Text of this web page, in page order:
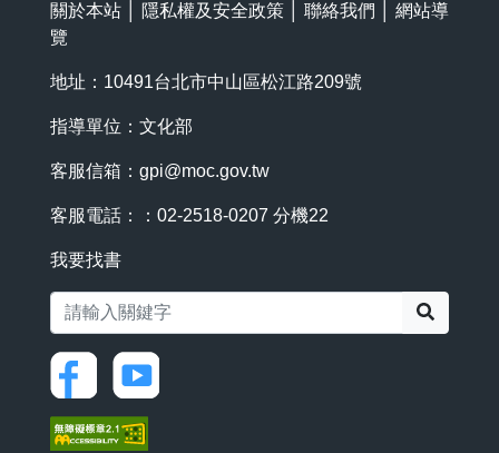
關於本站 隱私權及安全政策 聯絡我們
網站導
覽
地址：10491台北市中山區松江路209號
指導單位：文化部
客服信箱： gpi@moc.gov.tw
客服電話：：02-2518-0207 分機22
我要找書